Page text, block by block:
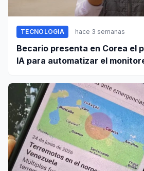
TECNOLOGIA hace 3 semanas
Becario presenta en Corea el
IA para automatizar el